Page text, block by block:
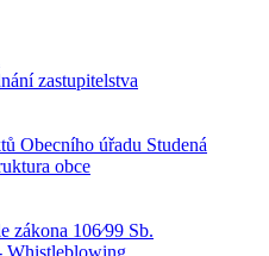
zastupitelstva
Obecního úřadu Studená
obce
zákona 106⁄99 Sb.
Whistleblowing